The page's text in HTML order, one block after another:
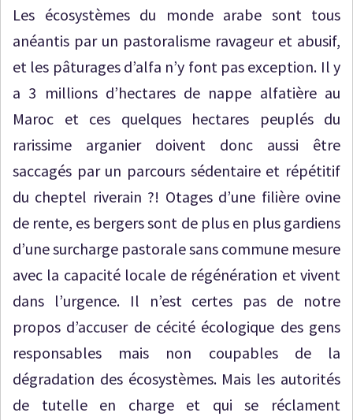
Les écosystèmes du monde arabe sont tous
anéantis par un pastoralisme ravageur et abusif,
et les pâturages d’alfa n’y font pas exception. Il y
a 3 millions d’hectares de nappe alfatière au
Maroc et ces quelques hectares peuplés du
rarissime arganier doivent donc aussi être
saccagés par un parcours sédentaire et répétitif
du cheptel riverain ?! Otages d’une filière ovine
de rente, es bergers sont de plus en plus gardiens
d’une surcharge pastorale sans commune mesure
avec la capacité locale de régénération et vivent
dans l’urgence. Il n’est certes pas de notre
propos d’accuser de cécité écologique des gens
responsables mais non coupables de la
dégradation des écosystèmes. Mais les autorités
de tutelle en charge et qui se réclament